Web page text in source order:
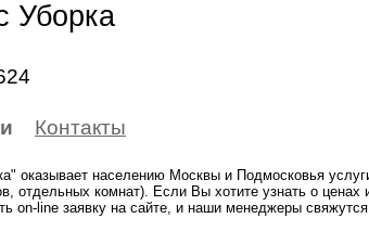
Контакты
оказывает населению Москвы и Подмосковья
отдельных комнат). Если Вы хотите узнать о ценах
on-line заявку на сайте, и наши менеджеры